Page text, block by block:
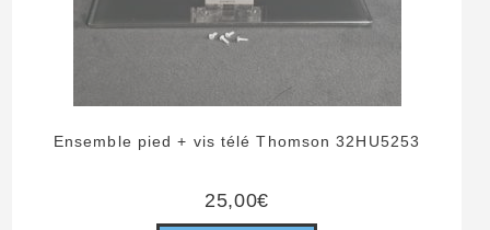
Ensemble pied + vis télé Thomson 32HU5253
25,00€